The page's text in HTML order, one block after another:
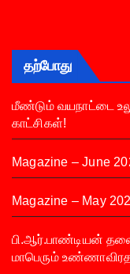
தற்போது
மீண்டும் வயநாட்டை
காட்சிகள்!
Magazine – June
Magazine – May
பி.ஆர்.பாண்டியன்
மாபெரும்